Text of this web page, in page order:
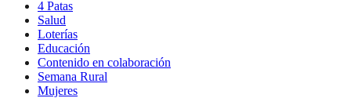
4 Patas
Salud
Loterías
Educación
Contenido en colaboración
Semana Rural
Mujeres